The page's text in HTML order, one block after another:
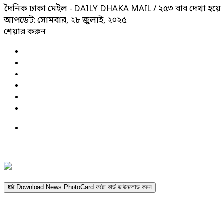
দৈনিক ঢাকা মেইল - DAILY DHAKA MAIL/ ২৫৩ বার দেখা
আপডেট: সোমবার, ২৮ জুলাই, ২০২৫
শেয়ার করুন
📸 Download News PhotoCard ফটো কার্ড ডাউনলোড করুন